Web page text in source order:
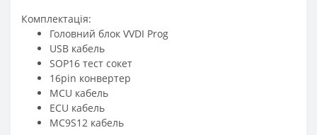
Комплектація:
Головний блок VVDI Prog
USB кабель
SOP16 тест сокет
16pin конвертер
MCU кабель
ECU кабель
MC9S12 кабель